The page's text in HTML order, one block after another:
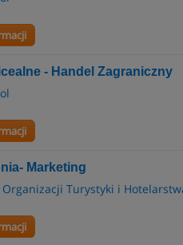
- Handel Zagraniczny
Marketing
Organizacji Turystyki i